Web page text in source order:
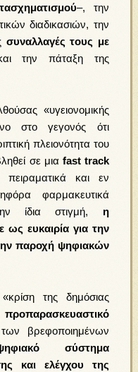
–, την
διαδικασιών, την
συναλλαγές τους με
την πάταξη της
«υγειονομικής
στο γεγονός ότι
πλειονότητα του
σε μια fast track
πειραματικά και εν
φαρμακευτικά
ίδια στιγμή, η
ως ευκαιρία για την
παροχή ψηφιακών
της δημόσιας
βρεφοποιημένων
σύστημα
και ελέγχου της